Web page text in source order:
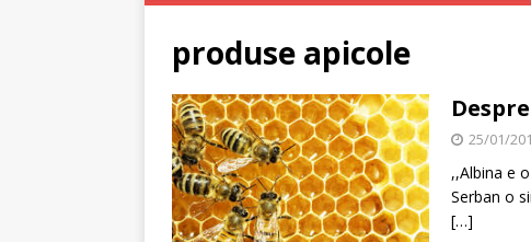
produse apicole
25/01/
,,Albina e
Serban o
[…]